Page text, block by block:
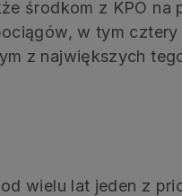
środkom z KPO na
w tym
z największych
wielu lat jeden z